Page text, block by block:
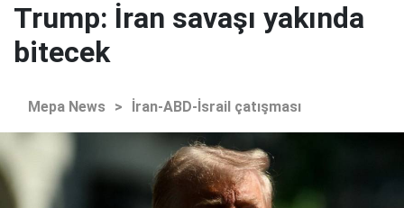
Trump: İran savaşı yakında
bitecek
Mepa News > İran-ABD-İsrail çatışması